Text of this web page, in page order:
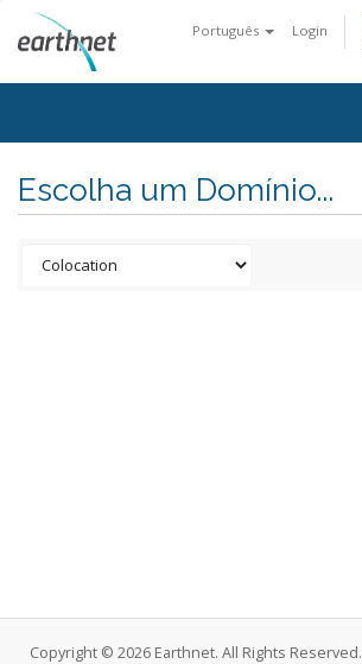
Português Login
Escolha um Domínio...
Copyright © 2026 Earthnet. All Rights Reserved.